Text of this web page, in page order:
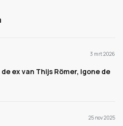
3 mrt 2026
ex van Thijs Römer, Igone de
25 nov 2025